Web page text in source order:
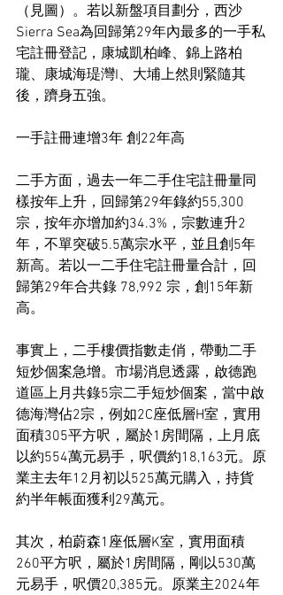
（見圖）。若以新盤項目劃分，西沙
Sierra Sea為回歸第29年內最多的一手私
宅註冊登記，康城凱柏峰、錦上路柏
瓏、康城海瑅灣I、大埔上然則緊隨其
後，躋身五強。
一手註冊連增3年 創22年高
二手方面，過去一年二手住宅註冊量同
樣按年上升，回歸第29年錄約55,300
宗，按年亦增加約34.3%，宗數連升2
年，不單突破5.5萬宗水平，並且創5年
新高。若以一二手住宅註冊量合計，回
歸第29年合共錄 78,992 宗，創15年新
高。
事實上，二手樓價指數走俏，帶動二手
短炒個案急增。市場消息透露，啟德跑
道區上月共錄5宗二手短炒個案，當中啟
德海灣佔2宗，例如2C座低層H室，實用
面積305平方呎，屬於1房間隔，上月底
以約554萬元易手，呎價約18,163元。原
業主去年12月初以525萬元購入，持貨
約半年帳面獲利29萬元。
其次，柏蔚森1座低層K室，實用面積
260平方呎，屬於1房間隔，剛以530萬
元易手，呎價20,385元。原業主2024年